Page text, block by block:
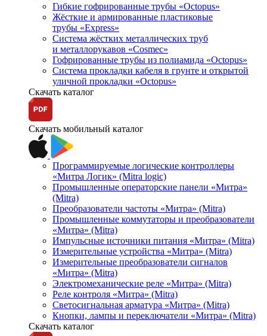
Гибкие гофрированные трубы «Octopus»
Жёсткие и армированные пластиковые
трубы «Express»
Система жёстких металлических труб
и металлорукавов «Cosmec»
Гофрированные трубы из полиамида «Octopus»
Система прокладки кабеля в грунте и открытой
уличной прокладки «Octopus»
Скачать каталог
Скачать мобильный каталог
Программируемые логические контроллеры
«Митра Логик» (Mitra logic)
Промышленные операторские панели «Митра»
(Mitra)
Преобразователи частоты «Митра» (Mitra)
Промышленные коммутаторы и преобразователи
«Митра» (Mitra)
Импульсные источники питания «Митра» (Mitra)
Измерительные устройства «Митра» (Mitra)
Измерительные преобразователи сигналов
«Митра» (Mitra)
Электромеханические реле «Митра» (Mitra)
Реле контроля «Митра» (Mitra)
Светосигнальная арматура «Митра» (Mitra)
Кнопки, лампы и переключатели «Митра» (Mitra)
Скачать каталог